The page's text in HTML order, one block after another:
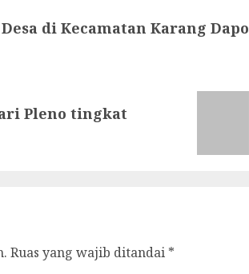
di Kecamatan Karang Dapo
Pleno tingkat
Ruas yang wajib ditandai *